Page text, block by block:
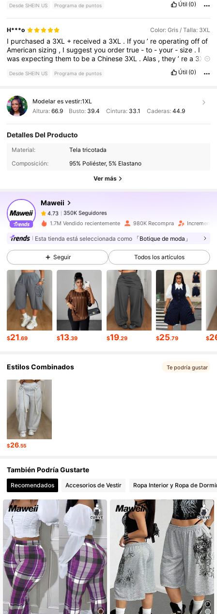
Desde SHEIN US Programa de puntos Útil (0)
H***o Color: Gris / Talla: 3XL
I purchaseda 3XL + receiveda 3XL . Ifyou’ reoperatingoffof
Americansizing , Isuggestyouordertrue -to -your -size . I
wasexpectingthemto beaChinese 3XL .Alas ,they’ rea 3XL
Desde SHEIN US Programa de puntos Útil (0)
Modelar es vestir:1XL
Altura: 66.9 Busto: 39.4 Cintura: 33.1 Caderas: 44.9
Detalles Del Producto
Material:
Tela tricotada
Composición:
95% Poliéster, 5% Elastano
Ver más
Maweii
350K Seguidores
M***lpagóHace 4 horas
4.73 350K Seguidores
350K Seguidores
4.73 350K Seguidores
4.73 350K Seguidores
4.73 350K Seguidores
4.73 350K Seguidores
1.7M Vendido recientemente 980K Recompra Incremento
Esta tienda está seleccionada como 「Botique de moda」
Seguir Todos los artículos
$21.69 $13.39 $19.29 $25.79 $
Estilos Combinados Te podría gustar
$26.55
También Podría Gustarte
Recomendados Accesorios de Vestir Ropa Interior y Ropa de